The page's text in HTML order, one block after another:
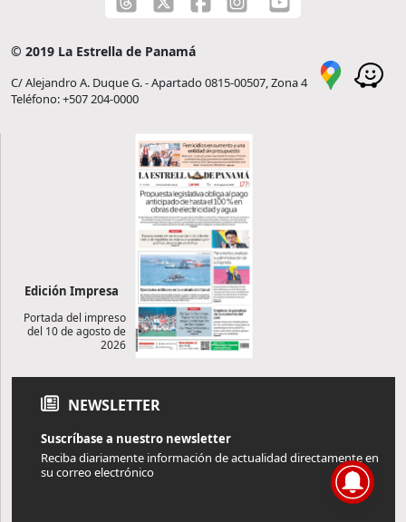
© 2019 La Estrella de Panamá
C/ Alejandro A. Duque G. - Apartado 0815-00507, Zona 4
Teléfono: +507 204-0000
Edición Impresa
Portada del impreso
del 10 de agosto de
2026
NEWSLETTER
Suscríbase a nuestro newsletter
Reciba diariamente información de actualidad directamente en
su correo electrónico